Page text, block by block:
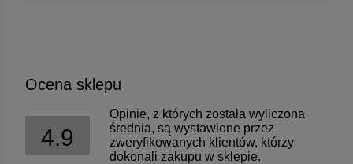
Ocena sklepu
4.9
Opinie, z których została wyliczona
średnia, są wystawione przez
zweryfikowanych klientów, którzy
dokonali zakupu w sklepie.